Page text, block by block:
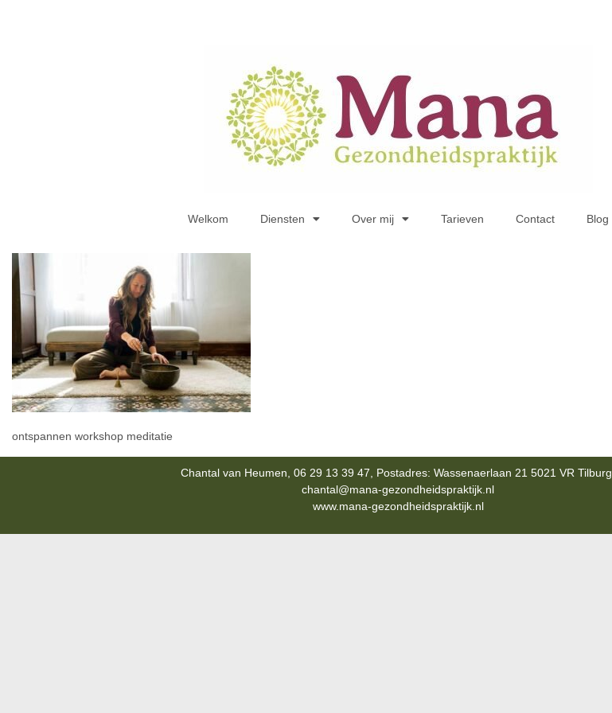
Welkom Diensten Over mij Tarieven Contact Blog
ontspannen workshop meditatie
Chantal van Heumen, 06 29 13 39 47, Postadres: Wassenaerlaan 21 5021 VR Tilburg,
chantal@mana-gezondheidspraktijk.nl
www.mana-gezondheidspraktijk.nl